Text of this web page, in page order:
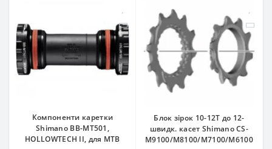
Компоненти каретки
Shimano BB-MT501,
HOLLOWTECH II, для MTB
Блок зірок 10-12Т до 12-
швидк. касет Shimano CS-
M9100/M8100/M7100/M6100